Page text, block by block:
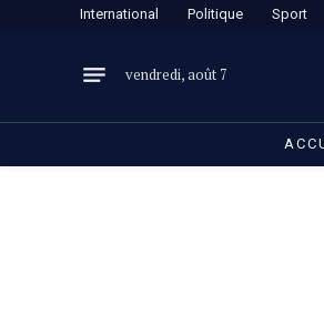
International Politique Sport
vendredi, août 7